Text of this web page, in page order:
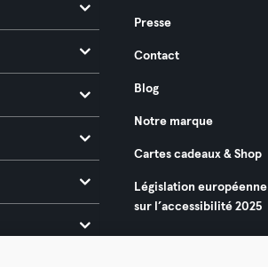
Presse
Contact
Blog
Notre marque
Cartes cadeaux & Shop
Législation européenne
sur l’accessibilité 2025